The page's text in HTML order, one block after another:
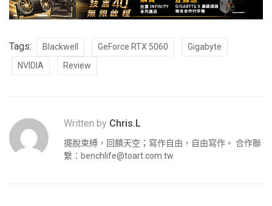
Tags: Blackwell GeForce RTX 5060
Gigabyte
NVIDIA
Review
Written by Chris.L
擺脫束縛，回饋天空；寫作自由，自由寫作。 合作聯
繫： benchlife@toart.com.tw